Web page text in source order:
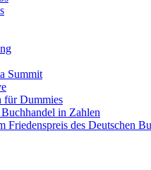
Summit
für Dummies
in Zahlen
Friedenspreis des Deutschen